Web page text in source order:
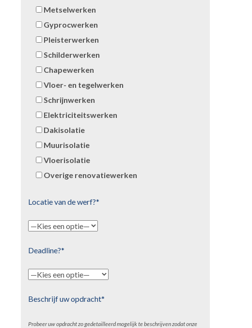
Metselwerken
Gyprocwerken
Pleisterwerken
Schilderwerken
Chapewerken
Vloer- en tegelwerken
Schrijnwerken
Elektriciteitswerken
Dakisolatie
Muurisolatie
Vloerisolatie
Overige renovatiewerken
Locatie van de werf?*
Deadline?*
Beschrijf uw opdracht*
Probeer uw opdracht zo gedetailleerd mogelijk te beschrijven zodat onze